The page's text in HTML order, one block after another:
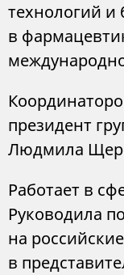
технологий и
в
президент
Людмила
Работает в
Руководила
на
в